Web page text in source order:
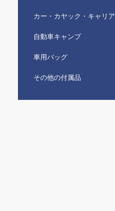
カー・カヤック・キャリア
自動車キャンプ
車用バッグ
その他の付属品